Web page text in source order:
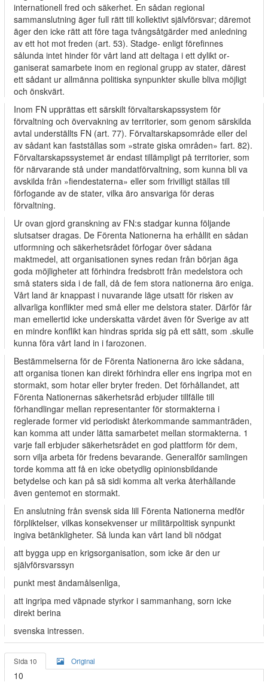
internationell fred och säkerhet. En sådan regional
sammanslutning äger full rätt till kollektivt självförsvar; däremot
äger den icke rätt att före­ taga tvångsåtgärder med anledning
av ett hot mot freden (art. 53). Stadge- enligt förefinnes
sålunda intet hinder för vårt land att deltaga i ett dylikt or­
ganiserat samarbete inom en regional grupp av stater, därest
ett sådant ur allmänna politiska synpunkter skulle bliva möjligt
och önskvärt.
Inom FN upprättas ett särskilt förvaltarskapssystem för
förvaltning och övervakning av territorier, som genom särskilda
avtal underställts FN (art. 77). Förvaltarskapsområde eller del
av sådant kan fastställas som »strate­ giska områden» fart. 82).
Förvaltarskapssystemet är endast tillämpligt på territorier, som
för närvarande stå under mandatförvaltning, som kunna bli­ va
avskilda från »fiendestaterna» eller som frivilligt ställas till
förfogande av de stater, vilka äro ansvariga för deras
förvaltning.
Ur ovan gjord granskning av FN:s stadgar kunna följande
slutsatser dragas. De Förenta Nationerna ha erhållit en sådan
utformning och säkerhetsrådet förfogar över sådana
maktmedel, att organisationen synes redan från början äga
goda möjligheter att förhindra fredsbrott från medelstora och
små staters sida i de fall, då de fem stora nationerna äro eniga.
Vårt land är knappast i nuvarande läge utsatt för risken av
allvarliga konflikter med små eller me­ delstora stater. Därför får
man emellertid icke underskatta värdet även för Sverige av att
en mindre konflikt kan hindras sprida sig på ett sätt, som .skulle
kunna föra vårt Iand in i farozonen.
Bestämmelserna för de Förenta Nationerna äro icke sådana,
att organisa­ tionen kan direkt förhindra eller ens ingripa mot en
stormakt, som hotar eller bryter freden. Det förhållandet, att
Förenta Nationernas säkerhetsråd erbjuder tillfälle till
förhandlingar mellan representanter för stormakterna i
reglerade former vid periodiskt återkommande sammanträden,
kan komma att under­ lätta samarbetet mellan stormakterna. 1
varje fall erbjuder säkerhetsrådet en god plattform för dem,
sorn vilja arbeta för fredens bevarande. Generalför­ samlingen
torde komma att få en icke obetydlig opinionsbildande
betydelse och kan på sä sidi komma alt verka återhållande
även gentemot en stormakt.
En anslutning från svensk sida lill Förenta Nationerna medför
förpliktelser, vilkas konsekvenser ur militärpolitisk synpunkt
ingiva betänkligheter. Så­ lunda kan vårt Iand bli nödgat
att bygga upp en krigsorganisation, som icke är den ur
självförsvarssyn­
punkt mest ändamålsenliga,
att ingripa med väpnade styrkor i sammanhang, sorn icke
direkt berina
svenska intressen.
Sida 10 Original
10